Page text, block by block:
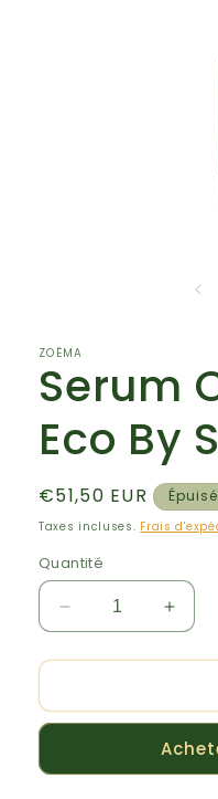
ZOËMA
Serum
Eco By
Prix
habituel
€51,50 EUR Épuisé
Taxes incluses. Frais
Quantité
Réduire
la
quantité
Serum
-
la
Clear
-